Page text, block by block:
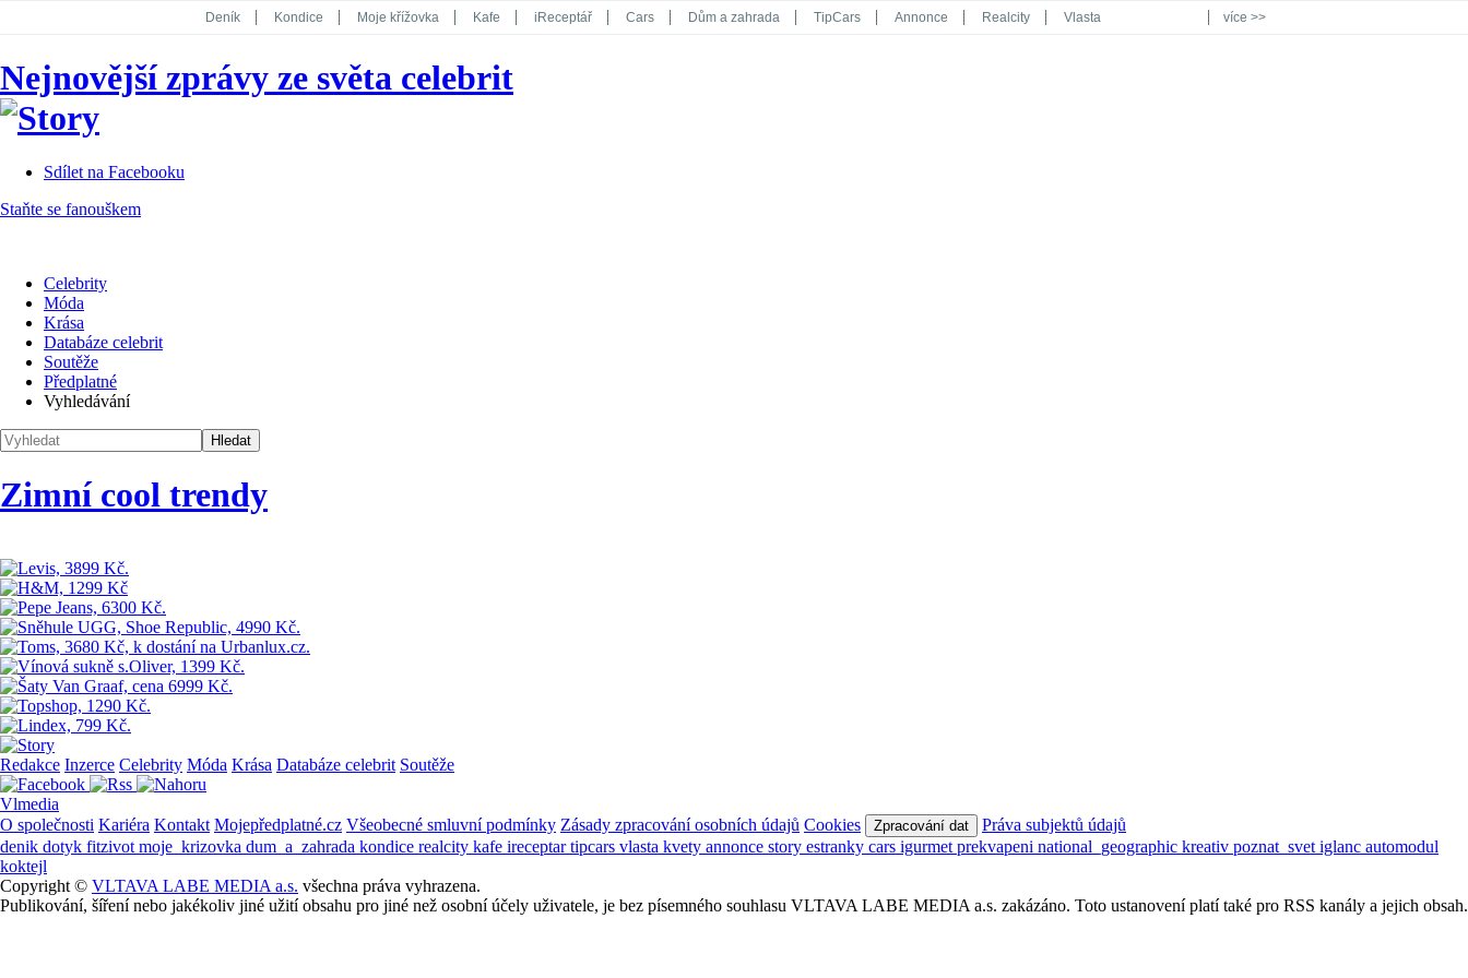
Deník Kondice Moje křížovka Kafe iReceptář Cars Dům a zahrada TipCars Annonce Realcity Vlasta
Koktejl
více >>
Nejnovější zprávy ze světa celebrit
Sdílet na Facebooku
Staňte se fanouškem
Celebrity
Móda
Krása
Databáze celebrit
Soutěže
Předplatné
Vyhledávání
Zimní cool trendy
Redakce Inzerce Celebrity Móda Krása Databáze celebrit Soutěže
Vlmedia
O společnosti Kariéra Kontakt Mojepředplatné.cz Všeobecné smluvní podmínky Zásady zpracování osobních údajů Cookies Zpracování dat
Práva subjektů údajů
denik dotyk fitzivot moje_krizovka dum_a_zahrada kondice realcity kafe ireceptartipcars vlasta kvety annonce story estranky cars igurmet prekvapeni national_geographic kreativ poznat_svet iglanc automodul
koktejl
Copyright © VLTAVA LABE MEDIA a.s. všechna práva vyhrazena.
Publikování, šíření nebo jakékoliv jiné užití obsahu pro jiné než osobní účely uživatele, je bez písemného souhlasu VLTAVA LABE MEDIA a.s. zakázáno. Toto ustanovení platí také pro RSS kanály a jejich obsah.